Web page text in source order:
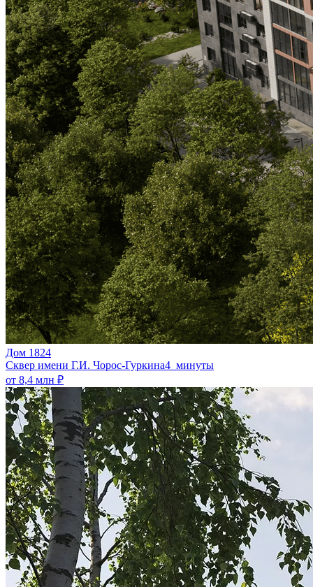
Дом 1824
Сквер имени Г.И. Чорос-Гуркина4 минуты
от 8,4 млн ₽